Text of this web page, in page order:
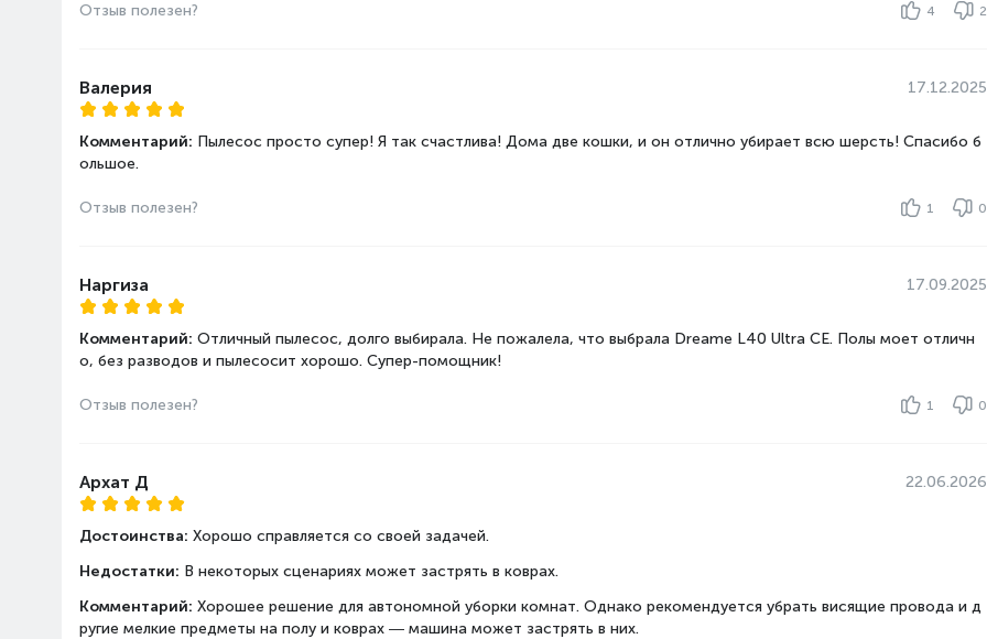
Отзыв полезен? 4 2
Валерия 17.12.2025
Комментарий: Пылесос просто супер! Я так счастлива! Дома две кошки, и он отлично убирает всю шерсть! Спасибо б
ольшое.
Отзыв полезен? 1 0
Наргиза 17.09.2025
Комментарий: Отличный пылесос, долго выбирала. Не пожалела, что выбрала Dreame L40 Ultra CE. Полы моет отличн
о, без разводов и пылесосит хорошо. Супер-помощник!
Отзыв полезен? 1 0
Архат Д 22.06.2026
Достоинства: Хорошо справляется со своей задачей.
Недостатки: В некоторых сценариях может застрять в коврах.
Комментарий: Хорошее решение для автономной уборки комнат. Однако рекомендуется убрать висящие провода и д
ругие мелкие предметы на полу и коврах — машина может застрять в них.